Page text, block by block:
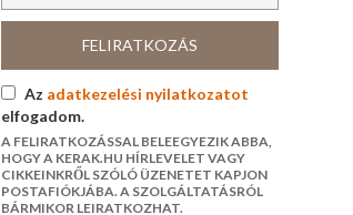
FELIRATKOZÁS
Az adatkezelési nyilatkozatot
elfogadom.
A FELIRATKOZÁSSAL BELEEGYEZIK ABBA,
HOGY A KERAK.HU HÍRLEVELET VAGY
CIKKEINKRŐL SZÓLÓ ÜZENETET KAPJON
POSTAFIÓKJÁBA. A SZOLGÁLTATÁSRÓL
BÁRMIKOR LEIRATKOZHAT.